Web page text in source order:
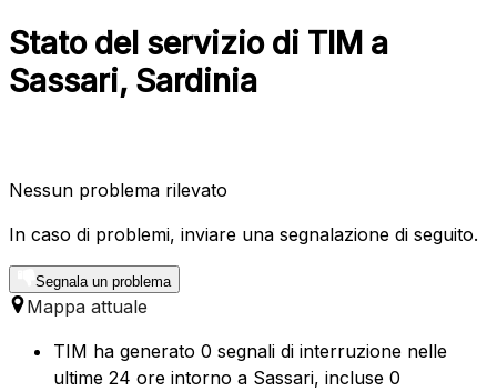
Stato del servizio di TIM a
Sassari, Sardinia
Nessun problema rilevato
In caso di problemi, inviare una segnalazione di seguito.
Segnala un problema
Mappa attuale
TIM ha generato 0 segnali di interruzione nelle
ultime 24 ore intorno a Sassari, incluse 0